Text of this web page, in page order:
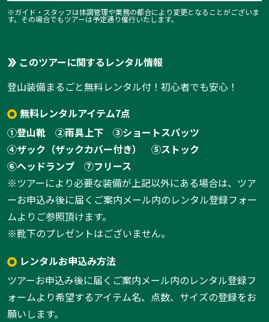
※ガイド・スタッフは体調管理や業務の都合により変更となることがございま
す。その場合でもツアーは予定通り催行いたします。
このツアーに関するレンタル情報
登山装備まるごと無料レンタル付！初心者でも安心！
無料レンタルアイテム7点
①登山靴
②雨具上下
③ショートスパッツ
④ザック（ザックカバー付き）
⑤ストック
⑥ヘッドランプ
⑦フリース
※ツアーにより必要な装備が上記以外にある場合は、ツア
ーお申込み後に届くご案内メール内のレンタル登録フォー
ムよりご参照頂けます。
※靴下のプレゼントはございません。
レンタルお申込み方法
ツアーお申込み後に届くご案内メール内のレンタル登録フ
ォームより希望するアイテム名、点数、サイズの登録をお
願いします。